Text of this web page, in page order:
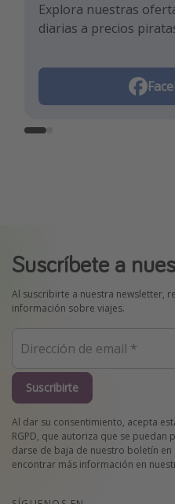
Explora nuestras
diarias a precios
¡Para enterarte de las
mejores trucos de
Suscríbete a
Al suscribirte a nuestra newsletter,
información sobre viajes.
Suscribirte
Al dar su consentimiento, acepta
RGPD, que autoriza que se puedan
darse de baja de nuestro boletín
encontrar más información en